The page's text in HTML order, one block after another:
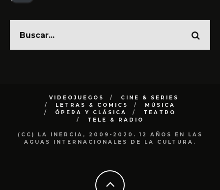
VIDEOJUEGOS
CINE & SERIES
LETRAS & COMICS
MÚSICA
ÓPERA Y CLÁSICA
TEATRO
TELE & RADIO
(CC) LA INERCIA, 2009-2020. 12 AÑOS EN LAS
AGUAS INTERNACIONALES DE LA CULTURA.